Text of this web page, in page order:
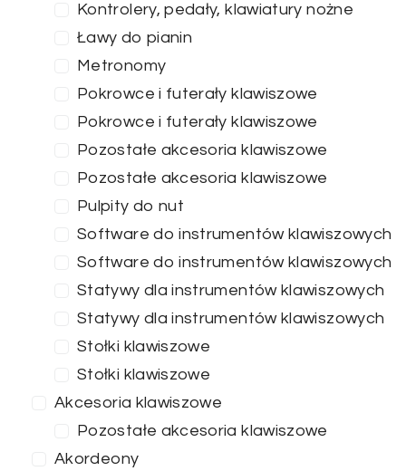
Kontrolery, pedały, klawiatury nożne
Ławy do pianin
Metronomy
Pokrowce i futerały klawiszowe
Pokrowce i futerały klawiszowe
Pozostałe akcesoria klawiszowe
Pozostałe akcesoria klawiszowe
Pulpity do nut
Software do instrumentów klawiszowych
Software do instrumentów klawiszowych
Statywy dla instrumentów klawiszowych
Statywy dla instrumentów klawiszowych
Stołki klawiszowe
Stołki klawiszowe
Akcesoria klawiszowe
Pozostałe akcesoria klawiszowe
Akordeony